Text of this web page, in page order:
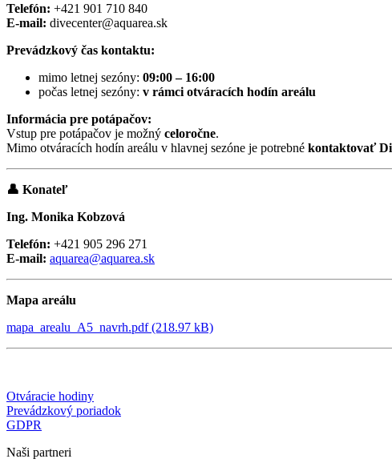
Telefón: +421 901 710 840
E-mail: divecenter@aquarea.sk
Prevádzkový čas kontaktu:
mimo letnej sezóny: 09:00 – 16:00
počas letnej sezóny: v rámci otváracích hodín areálu
Informácia pre potápačov:
Vstup pre potápačov je možný celoročne.
Mimo otváracích hodín areálu v hlavnej sezóne je potrebné kontaktovať
👤 Konateľ
Ing. Monika Kobzová
Telefón: +421 905 296 271
E-mail: aquarea@aquarea.sk
Mapa areálu
mapa_arealu_A5_navrh.pdf (218.97 kB)
Otváracie hodiny
Prevádzkový poriadok
GDPR
Naši partneri